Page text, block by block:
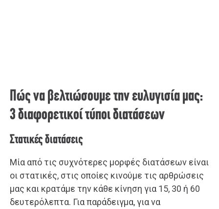
Πώς να βελτιώσουμε την ευλυγισία μας:
3 διαφορετικοί τύποι διατάσεων
Στατικές διατάσεις
Μία από τις συχνότερες μορφές διατάσεων είναι
οι στατικές, στις οποίες κινούμε τις αρθρώσεις
μας και κρατάμε την κάθε κίνηση για 15, 30 ή 60
δευτερόλεπτα. Για παράδειγμα, για να